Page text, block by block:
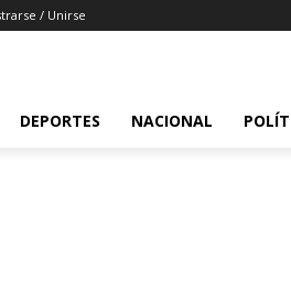
/ Unirse
DEPORTES NACIONAL